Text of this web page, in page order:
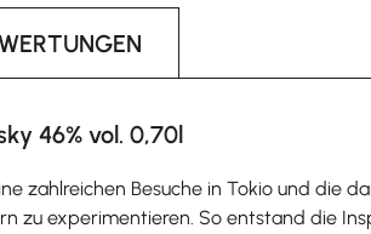
46% vol. 0,70l
zahlreichen Besuche in Tokio und die
zu experimentieren. So entstand die